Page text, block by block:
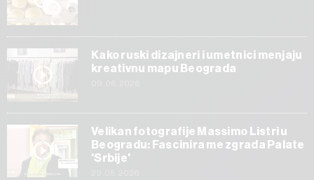
Kako ruski dizajneri i umetnici menjaju
kreativnu mapu Beograda
Velikan fotografije Massimo Listri u
Beogradu: Fascinira me zgrada Palate
'Srbije'